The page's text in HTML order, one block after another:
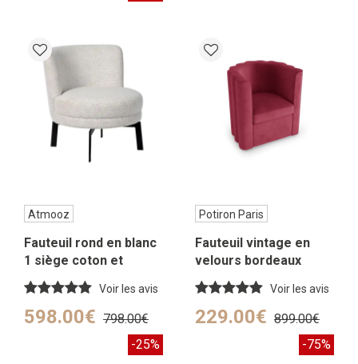
Atmooz
Fauteuil rond en blanc
1 siège coton et
viscose
Voir les avis
598.00€ 798.00€
-25%
Potiron Paris
Fauteuil vintage en
velours bordeaux
Voir les avis
229.00€ 899.00€
-75%